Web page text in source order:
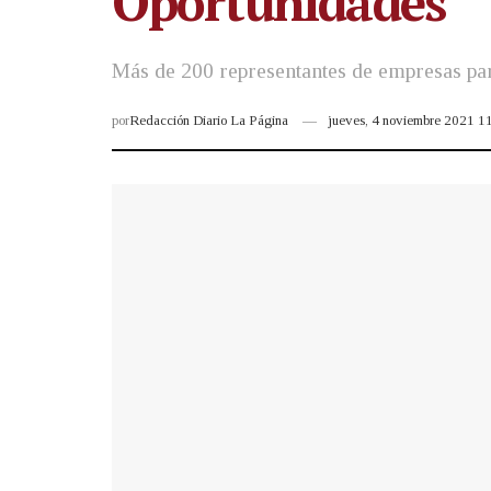
Más de 200 representantes de empresas
porRedacción Diario La Página jueves, 4 noviembre 2021